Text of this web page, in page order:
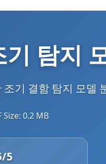
탐지
기 결함 탐지 모델
0.2 MB
/5